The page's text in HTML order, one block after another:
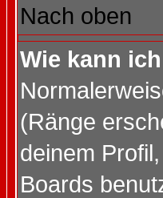
Nach oben
Wie kann
(Ränge
deinem
Boards